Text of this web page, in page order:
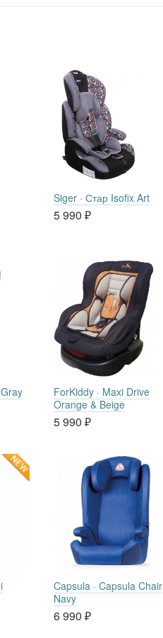
Siger · Стар Isofix Art
5 990 ₽
ForKiddy · Maxi Drive
Orange & Beige
5 990 ₽
Capsula · Capsula Chair
Navy
6 990 ₽